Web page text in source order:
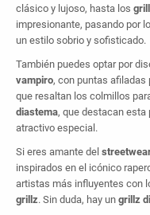
clásico y lujoso, hasta los
impresionante, pasando por
un estilo sobrio y sofisticado.
También puedes optar por
vampiro, con puntas afiladas
que resaltan los colmillos
diastema, que destacan esta
atractivo especial.
Si eres amante del
inspirados en el icónico
artistas más influyentes con
grillz. Sin duda, hay un grillz